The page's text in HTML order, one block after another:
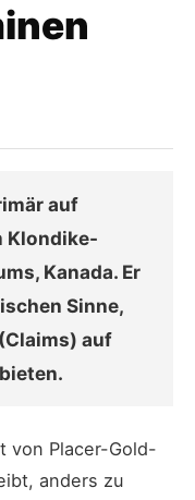
auf
Klondike-
Kanada. Er
Sinne,
auf
von Placer-Gold-
anders zu